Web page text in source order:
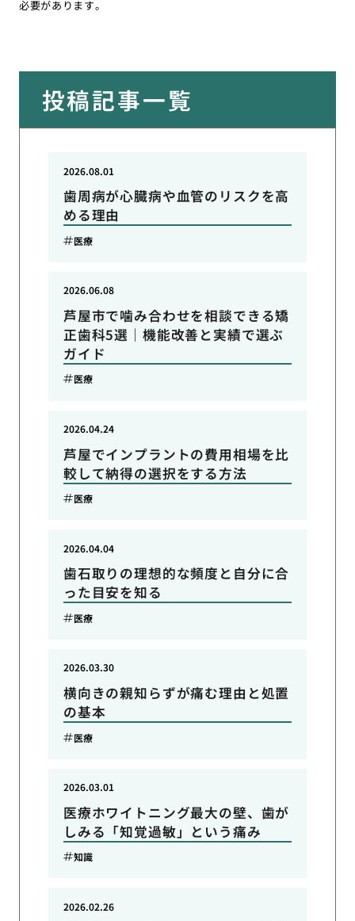
必要があります。
投稿記事一覧
歯周病が心臓病や血管のリスクを高
める理由
2026.08.01
医療
芦屋市で噛み合わせを相談できる矯
正歯科5選｜機能改善と実績で選ぶ
ガイド
2026.06.08
医療
芦屋でインプラントの費用相場を比
較して納得の選択をする方法
2026.04.24
医療
歯石取りの理想的な頻度と自分に合
った目安を知る
2026.04.04
医療
横向きの親知らずが痛む理由と処置
の基本
2026.03.30
医療
医療ホワイトニング最大の壁、歯が
しみる「知覚過敏」という痛み
2026.03.01
知識
2026.02.26